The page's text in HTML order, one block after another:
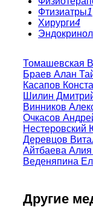
Фтизиатры1
Хирурги4
Томашевская
Браев Алан
Касапов
Шилин
Винников
Очкасов
Нестеровский
Деревцов
Айтбаева
Веденяпина
Другие